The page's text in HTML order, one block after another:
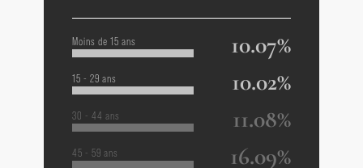
Moins de 15 ans 10.07%
15 - 29 ans 10.02%
30 - 44 ans 11.08%
45 - 59 ans 16.09%